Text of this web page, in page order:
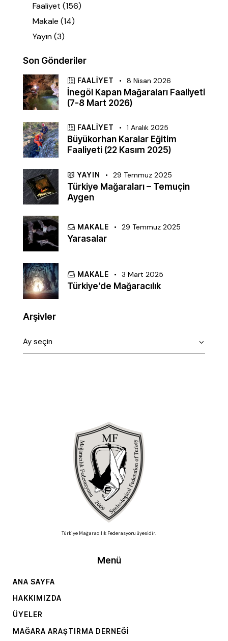
Faaliyet (156)
Makale (14)
Yayın(3)
Son Gönderiler
FAALIYET 8 Nisan 2026
İnegöl Kapan Mağaraları Faaliyeti
(7-8 Mart 2026)
FAALIYET 1 Aralık 2025
Büyükorhan Karalar Eğitim
Faaliyeti (22 Kasım 2025)
YAYIN 29 Temmuz 2025
Türkiye Mağaraları – Temuçin
Aygen
MAKALE 29 Temmuz 2025
Yarasalar
MAKALE 3 Mart 2025
Türkiye’de Mağaracılık
Arşivler
Türkiye Mağaracılık Federasyonu üyesidir.
Menü
ANA SAYFA
HAKKIMIZDA
ÜYELER
MAĞARA ARAŞTIRMA DERNEĞI